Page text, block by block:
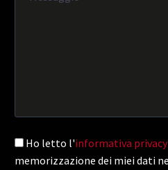
Ho letto l'informativa privacy
memorizzazione dei miei dati